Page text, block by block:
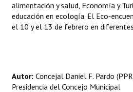
Banca del Vecino - Registro
Huéspedes de Honor - Registro
Bariloche, Municipio intercultural
alimentación y salud, Economía y
educación en ecología. El Eco-
el 10 y el 13 de febrero en
Autor: Concejal Daniel F. Pardo
Presidencia del Concejo Municipal